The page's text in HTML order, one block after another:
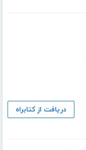
دریافت از کتابراه